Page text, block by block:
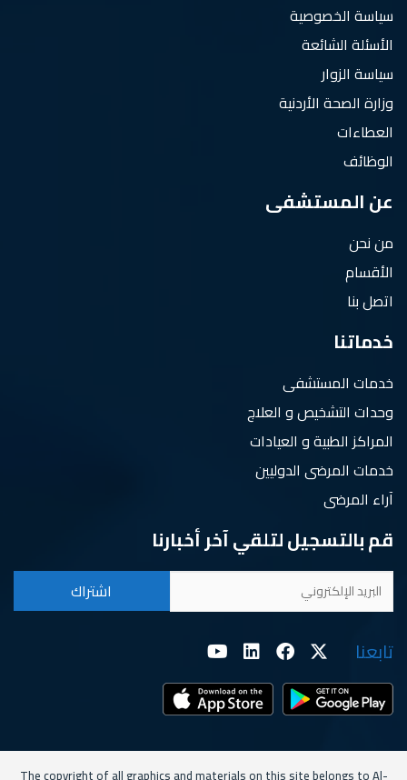
سياسة الخصوصية
الأسئلة الشائعة
سياسة الزوار
وزارة الصحة الأردنية
العطاءات
الوظائف
عن المستشفى
من نحن
الأقسام
اتصل بنا
خدماتنا
خدمات المستشفى
وحدات التشخيص و العلاج
المراكز الطبية و العيادات
خدمات المرضى الدوليين
آراء المرضى
قم بالتسجيل لتلقي آخر أخبارنا
تابعنا